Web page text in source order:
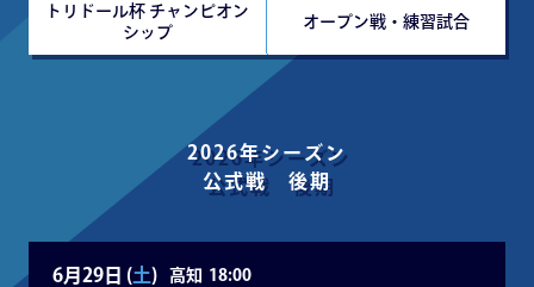
トリドール杯 チャンピオン
シップ
オープン戦・練習試合
2026年シーズン
公式戦 後期
6月29日 (土) 高知 18:00